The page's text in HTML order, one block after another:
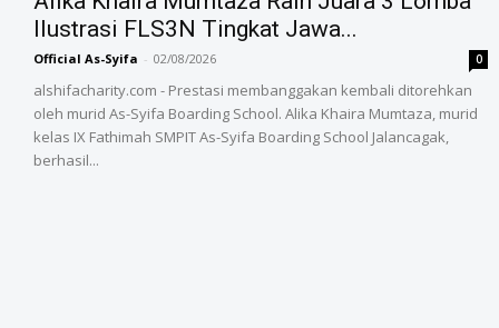
Ilustrasi FLS3N Tingkat Jawa...
Official As-Syifa - 02/08/2026 0
alshifacharity.com - Prestasi membanggakan kembali ditorehkan
oleh murid As-Syifa Boarding School. Alika Khaira Mumtaza, murid
kelas IX Fathimah SMPIT As-Syifa Boarding School Jalancagak,
berhasil...